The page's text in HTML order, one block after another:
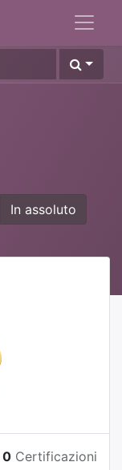
In assoluto
0 Certificazioni